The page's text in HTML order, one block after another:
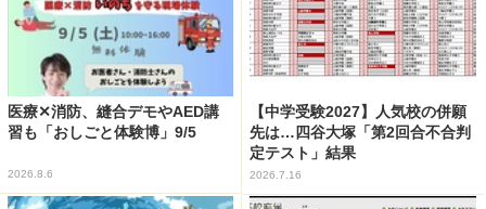
医療✕消防、縫合デモやAED講
習も「おしごと体験博」9/5
2026.8.6
【中学受験2027】人気校の併願
先は…四谷大塚「第2回合不合判
定テスト」結果
2026.7.16